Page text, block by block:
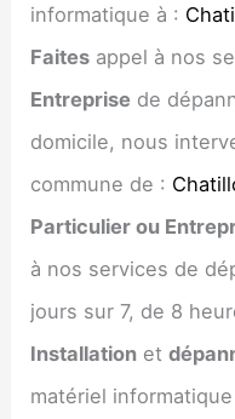
informatique à :
Faites appel à nos
Entreprise de
domicile, nous
commune de :
Particulier ou
à nos services de
jours sur 7, de 8
Installation et
matériel